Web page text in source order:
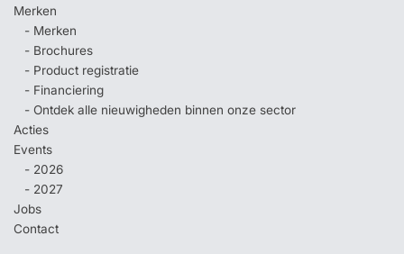
Merken
- Merken
- Brochures
- Product registratie
- Financiering
- Ontdek alle nieuwigheden binnen onze sector
Acties
Events
- 2026
- 2027
Jobs
Contact